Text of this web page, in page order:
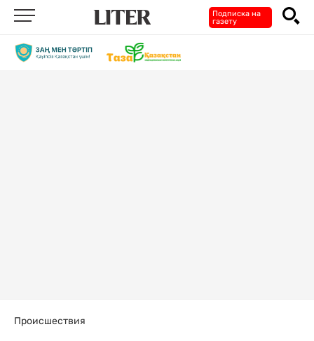
Подписка на
газету
Происшествия